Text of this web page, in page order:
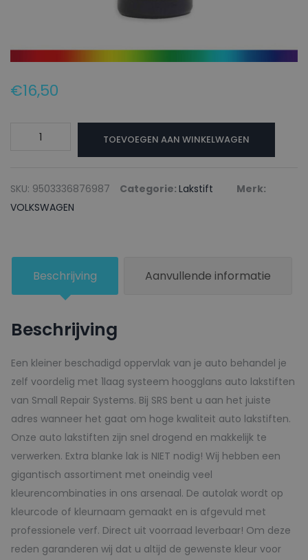
€16,50
VOLKSWAGEN
WEISS
-
TOEVOEGEN AAN WINKELWAGEN
SKU: 9503336876987 Categorie: Lakstift
Merk:
VOLKSWAGEN
Beschrijving Aanvullende informatie
Beschrijving
Een kleiner beschadigd oppervlak van je auto behandel je
zelf voordelig met 1laag systeem hoogglans auto lakstiften
van Small Repair Systems. Bij SRS bent u aan het juiste
adres wanneer het gaat om hoge kwaliteit auto lakstiften.
Onze auto lakstiften zijn snel drogend en makkelijk te
verwerken. Extra blanke lak is NIET nodig! Wij hebben een
gigantisch assortiment met oneindig veel
kleurencombinaties in ons arsenaal. De autolak wordt op
kleurcode of kleurnaam gemaakt en is afgevuld met
professionele verf. Direct uit voorraad leverbaar! Om deze
reden garanderen wij dat u altijd de gewenste kleur voor